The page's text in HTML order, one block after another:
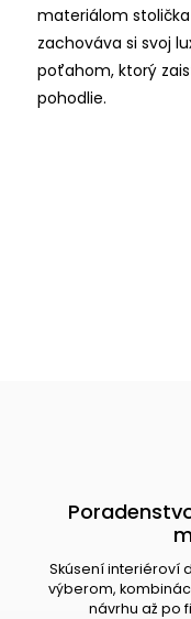
materiálom
zachováva si svoj
poťahom, ktorý
pohodlie.
Skúsení interiéroví
výberom,
návrhu až po